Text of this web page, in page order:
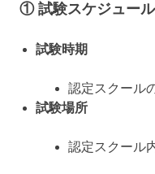
① 試験スケジュール
試験時期
認定スクール
試験場所
認定スクール